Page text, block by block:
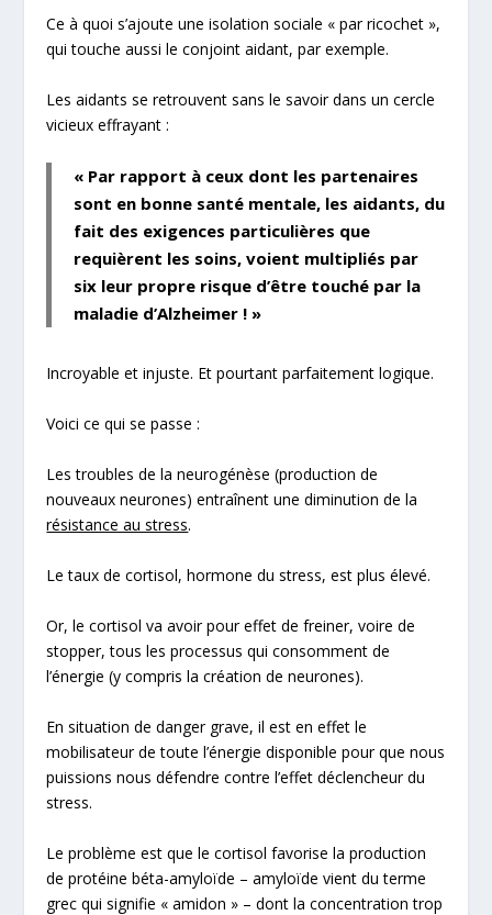
Ce à quoi s’ajoute une isolation sociale « par ricochet »,
qui touche aussi le conjoint aidant, par exemple.
Les aidants se retrouvent sans le savoir dans un cercle
vicieux effrayant :
« Par rapport à ceux dont les partenaires
sont en bonne santé mentale, les aidants, du
fait des exigences particulières que
requièrent les soins,voient multipliés par
six leur propre risque d’être touché par la
maladie d’Alzheimer ! »
Incroyable et injuste. Et pourtantparfaitement logique.
Voici ce qui se passe :
Les troubles de la neurogénèse (production de
nouveaux neurones) entraînent une diminution de la
résistance au stress.
Le taux de cortisol, hormone du stress, est plus élevé.
Or, le cortisol va avoir pour effet de freiner, voire de
stopper, tous les processus qui consomment de
l’énergie (y compris la création de neurones).
En situation de danger grave, il est en effet le
mobilisateur de toute l’énergie disponible pour que nous
puissions nous défendre contre l’effet déclencheur du
stress.
Le problème est que le cortisol favorise la production
deprotéine béta-amyloïde – amyloïde vient du terme
grec qui signifie « amidon » – dont la concentration trop